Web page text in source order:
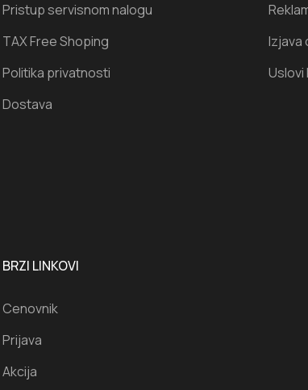
Pristup servisnom nalogu
TAX Free Shoping
Politika privatnosti
Dostava
Izjava
Uslovi
BRZI LINKOVI
Cenovnik
Prijava
Akcija